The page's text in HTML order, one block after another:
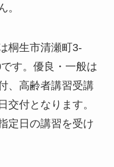
。
桐生市清瀬町3-
す。優良・一般は
、高齢者講習受講
交付となります。
定日の講習を受け